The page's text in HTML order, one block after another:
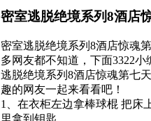
密室逃脱绝境系列8酒店
密室逃脱绝境系列8酒店惊魂
多网友都不知道，下面3322小
逃脱绝境系列8酒店惊魂第七
趣的网友一起来看看吧！
1、在衣柜左边拿棒球棍 把床
里拿到钥匙。